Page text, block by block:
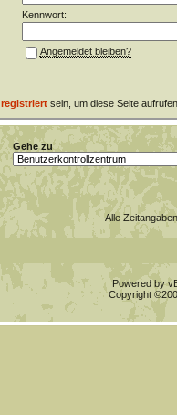
Kennwort:
Angemeldet bleiben?
registriertsein, um diese Seite
Gehe zu
Alle
Powered by
Copyright